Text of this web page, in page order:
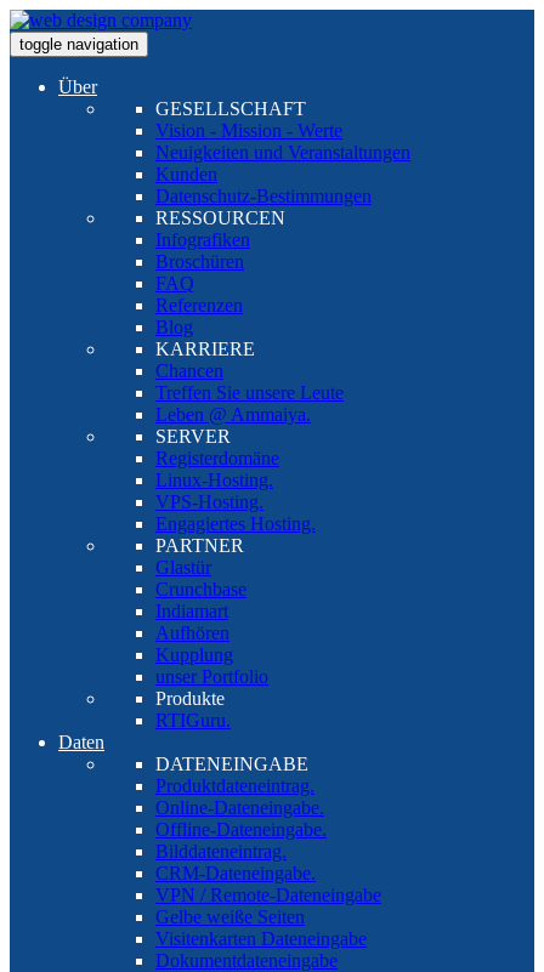
toggle navigation
Über
GESELLSCHAFT
Vision - Mission - Werte
Neuigkeiten und Veranstaltungen
Kunden
Datenschutz-Bestimmungen
RESSOURCEN
Infografiken
Broschüren
FAQ
Referenzen
Blog
KARRIERE
Chancen
Treffen Sie unsere Leute
Leben @ Ammaiya.
SERVER
Registerdomäne
Linux-Hosting.
VPS-Hosting.
Engagiertes Hosting.
PARTNER
Glastür
Crunchbase
Indiamart
Aufhören
Kupplung
unser Portfolio
Produkte
RTIGuru.
Daten
DATENEINGABE
Produktdateneintrag.
Online-Dateneingabe.
Offline-Dateneingabe.
Bilddateneintrag.
CRM-Dateneingabe.
VPN / Remote-Dateneingabe
Gelbe weiße Seiten
Visitenkarten Dateneingabe
Dokumentdateneingabe